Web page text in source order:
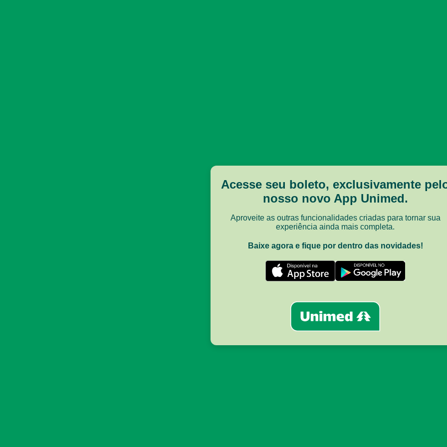
Acesse seu boleto, exclusivamente
nosso novo App Unimed.
Aproveite as outras funcionalidades criadas para tornar sua
experiência ainda mais completa.
Baixe agora e fique por dentro das novidades!